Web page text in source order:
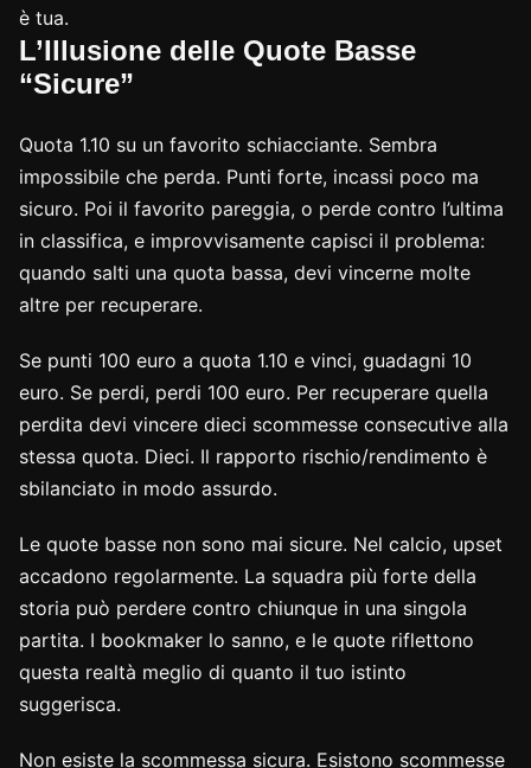
è tua.
L’Illusione delle Quote Basse
“Sicure”
Quota 1.10 su un favorito schiacciante. Sembra
impossibile che perda. Punti forte, incassi poco ma
sicuro. Poi il favorito pareggia, o perde contro l’ultima
in classifica, e improvvisamente capisci il problema:
quando salti una quota bassa, devi vincerne molte
altre per recuperare.
Se punti 100 euro a quota 1.10 e vinci, guadagni 10
euro. Se perdi, perdi 100 euro. Per recuperare quella
perdita devi vincere dieci scommesse consecutive alla
stessa quota. Dieci. Il rapporto rischio/rendimento è
sbilanciato in modo assurdo.
Le quote basse non sono mai sicure. Nel calcio, upset
accadono regolarmente. La squadra più forte della
storia può perdere contro chiunque in una singola
partita. I bookmaker lo sanno, e le quote riflettono
questa realtà meglio di quanto il tuo istinto
suggerisca.
Non esiste la scommessa sicura. Esistono scommesse